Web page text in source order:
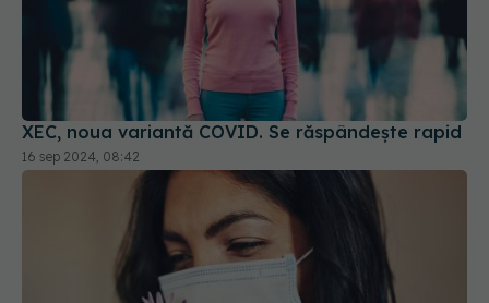
XEC, noua variantă COVID. Se răspândește rapid
16 sep 2024, 08:42